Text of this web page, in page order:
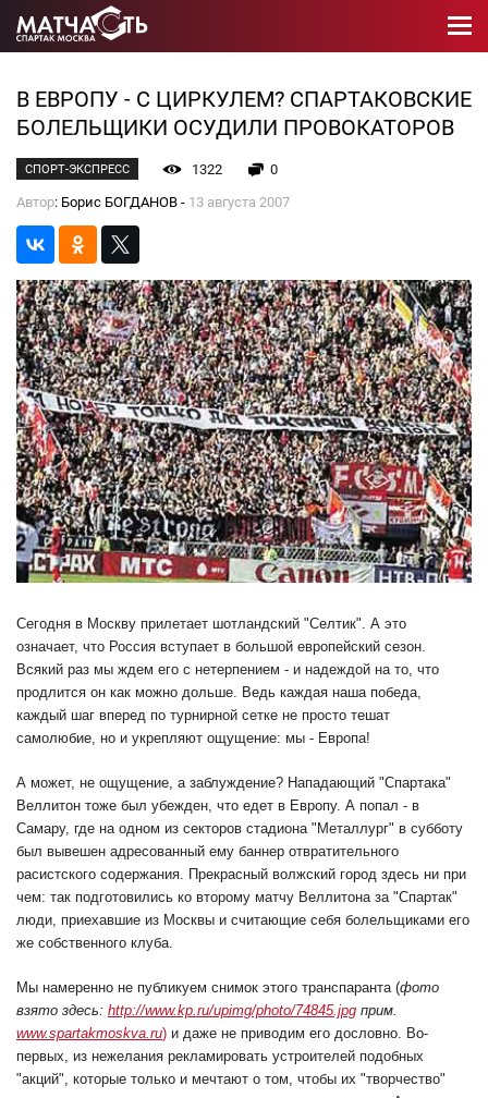
В ЕВРОПУ - С ЦИРКУЛЕМ? СПАРТАКОВСКИЕ
БОЛЕЛЬЩИКИ ОСУДИЛИ ПРОВОКАТОРОВ
СПОРТ-ЭКСПРЕСС 1322
0
Автор: Борис БОГДАНОВ - 13 августа 2007
Сегодня в Москву прилетает шотландский "Селтик". А это
означает, что Россия вступает в большой европейский сезон.
Всякий раз мы ждем его с нетерпением - и надеждой на то, что
продлится он как можно дольше. Ведь каждая наша победа,
каждый шаг вперед по турнирной сетке не просто тешат
самолюбие, но и укрепляют ощущение: мы - Европа!
А может, не ощущение, а заблуждение? Нападающий "Спартака"
Веллитон тоже был убежден, что едет в Европу. А попал - в
Самару, где на одном из секторов стадиона "Металлург" в субботу
был вывешен адресованный ему баннер отвратительного
расистского содержания. Прекрасный волжский город здесь ни при
чем: так подготовились ко второму матчу Веллитона за "Спартак"
люди, приехавшие из Москвы и считающие себя болельщиками его
же собственного клуба.
Мы намеренно не публикуем снимок этого транспаранта (фото
взято здесь: http://www.kp.ru/upimg/photo/74845.jpg прим.
www.spartakmoskva.ru) и даже не приводим его дословно. Во-
первых, из нежелания рекламировать устроителей подобных
"акций", которые только и мечтают о том, чтобы их "творчество"